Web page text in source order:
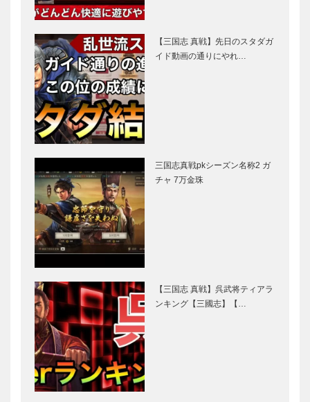
【三国志 真戦】先日のスタダガ
イド動画の通りにやれ…
三国志真戦pkシーズン名称2 ガ
チャ 7万金珠
【三国志 真戦】呉武将ティアラ
ンキング【三國志】【…